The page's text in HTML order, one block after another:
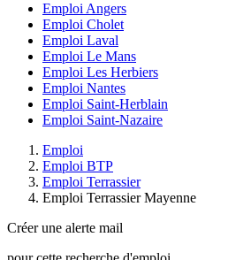
Emploi Angers
Emploi Cholet
Emploi Laval
Emploi Le Mans
Emploi Les Herbiers
Emploi Nantes
Emploi Saint-Herblain
Emploi Saint-Nazaire
Emploi
Emploi BTP
Emploi Terrassier
Emploi Terrassier Mayenne
Créer une alerte mail